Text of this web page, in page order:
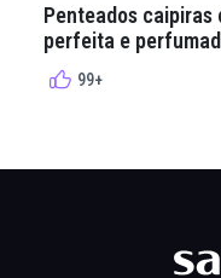
Penteados
perfeita e
99+